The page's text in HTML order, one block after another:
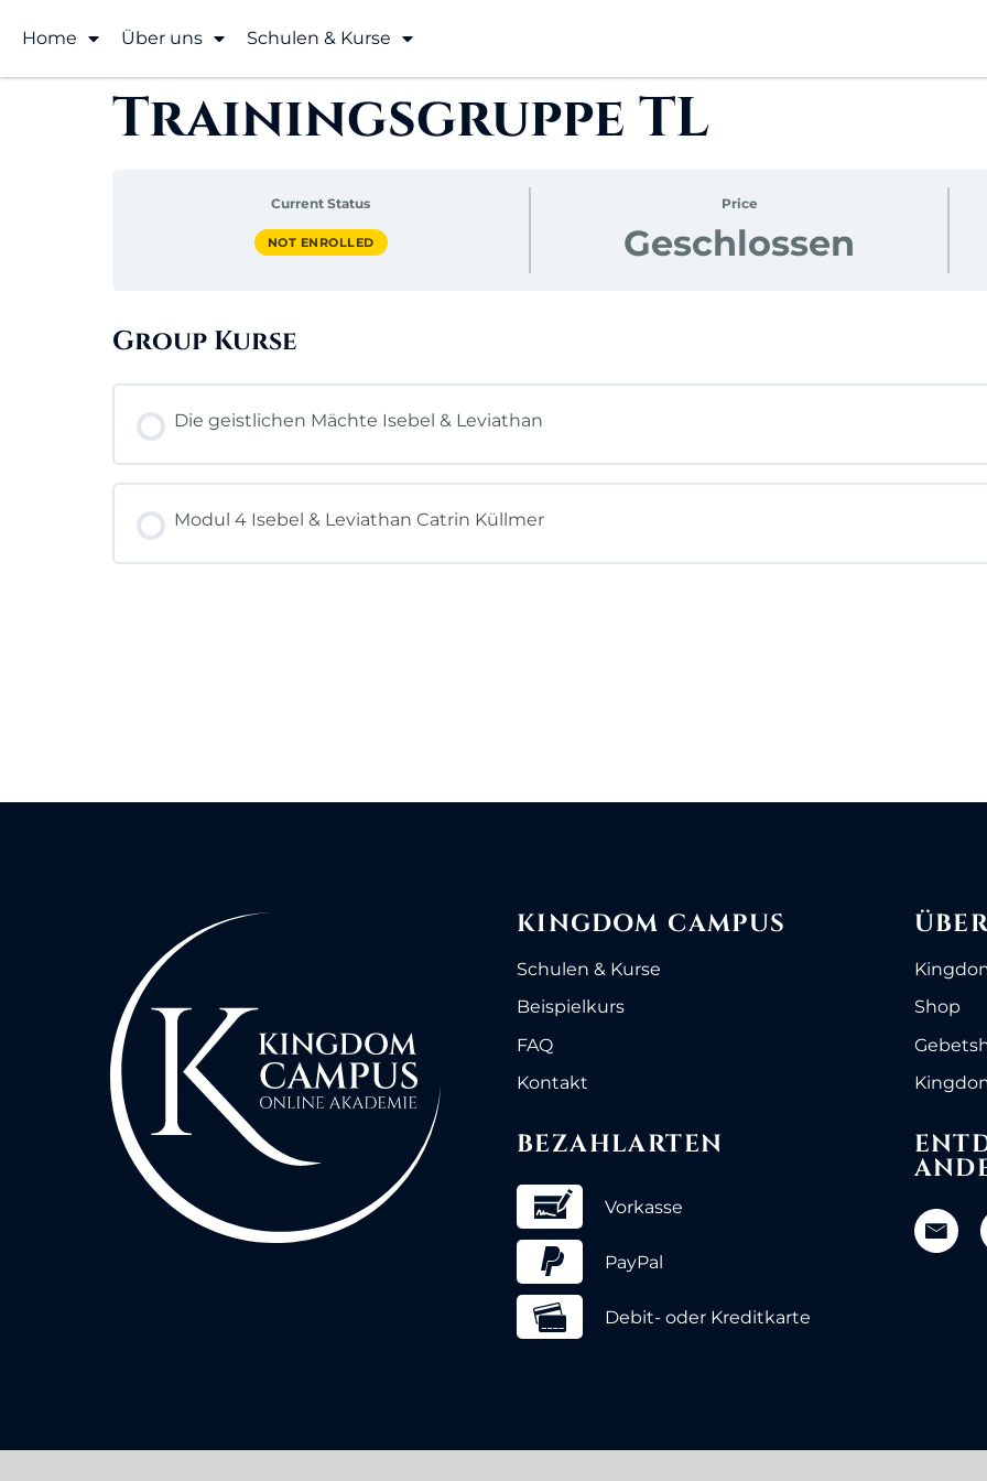
Home Über uns Schulen & Kurse
Trainingsgruppe TL
Current Status
NOT ENROLLED
Price
Geschlossen
Group Kurse
Die geistlichen Mächte Isebel & Leviathan
Modul 4 Isebel & Leviathan Catrin Küllmer
KINGDOM CAMPUS
Schulen & Kurse
Beispielkurs
FAQ
Kontakt
Shop
BEZAHLARTEN
Vorkasse
PayPal
Debit- oder Kreditkarte